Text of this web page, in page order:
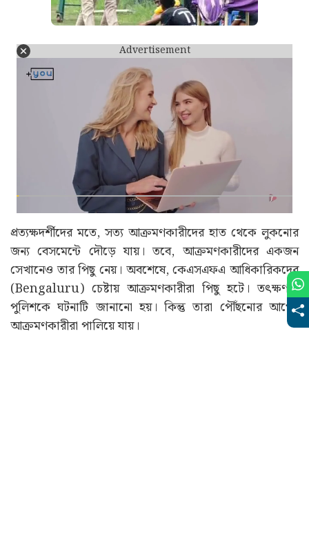
Advertisement
প্রত্যক্ষদর্শীদের মতে, সত্য আক্রমণকারীদের হাত থেকে লুকনোর
জন্য বেসমেন্টে দৌড়ে যায়। তবে, আক্রমণকারীদের একজন
সেখানেও তার পিছু নেয়। অবশেষে, কেএসএফএ আধিকারিকদের
(Bengaluru) চেষ্টায় আক্রমণকারীরা পিছু হটে। তৎক্ষণাৎ
পুলিশকে ঘটনাটি জানানো হয়। কিন্তু তারা পৌঁছনোর আগেই
আক্রমণকারীরা পালিয়ে যায়।